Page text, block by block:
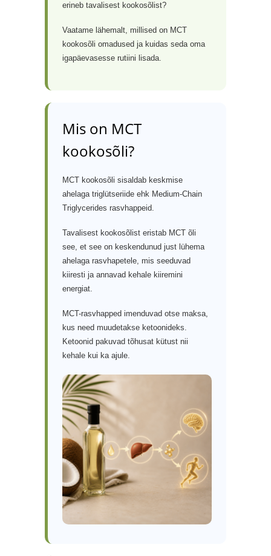
erineb tavalisest kookosõlist?
Vaatame lähemalt, millised on MCT
kookosõli omadused ja kuidas seda oma
igapäevasesse rutiini lisada.
Mis on MCT
kookosõli?
MCT kookosõli sisaldab keskmise
ahelaga triglütseriide ehk Medium-Chain
Triglycerides rasvhappeid.
Tavalisest kookosõlist eristab MCT õli
see, et see on keskendunud just lühema
ahelaga rasvhapetele, mis seeduvad
kiiresti ja annavad kehale kiiremini
energiat.
MCT-rasvhapped imenduvad otse maksa,
kus need muudetakse ketoonideks.
Ketoonid pakuvad tõhusat kütust nii
kehale kui ka ajule.